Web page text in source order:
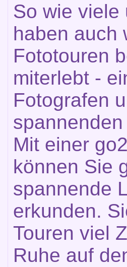
So wie viele
haben auch
Fototouren
miterlebt -
Fotografen
Mit einer
können Sie
spannende
erkunden.
Touren viel
Ruhe auf